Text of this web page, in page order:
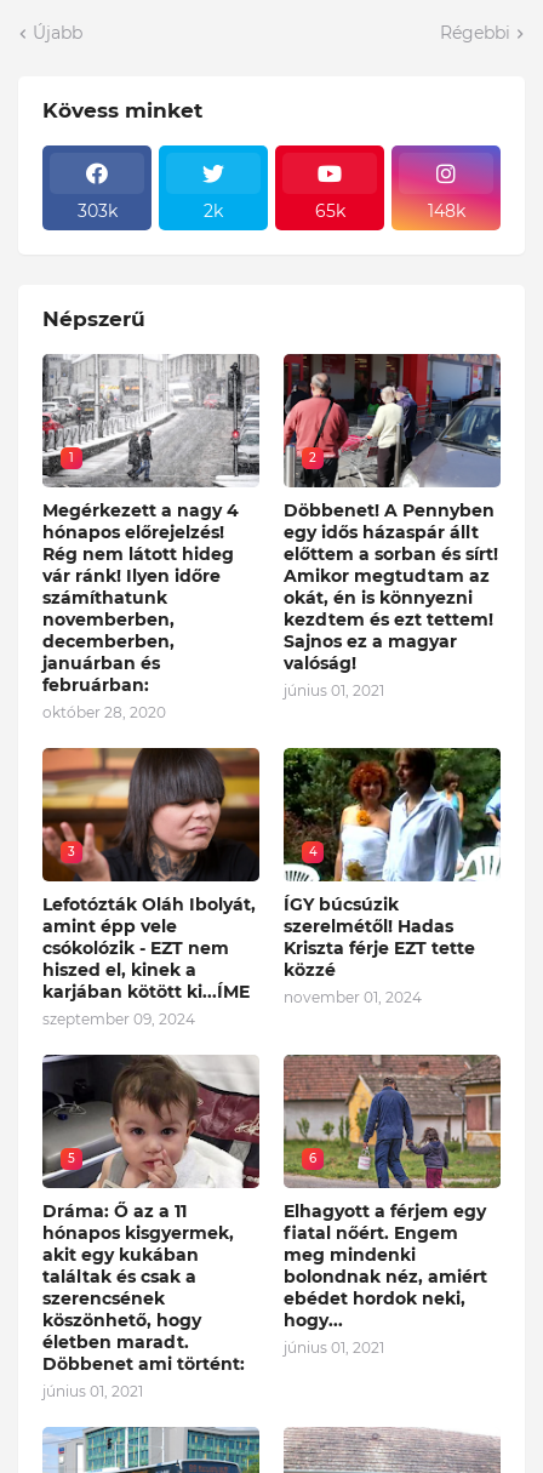
Újabb Régebbi
Kövess minket
303k 2k 65k 148k
Népszerű
1
Megérkezett a nagy 4
hónapos előrejelzés!
Rég nem látott hideg
vár ránk! Ilyen időre
számíthatunk
novemberben,
decemberben,
januárban és
februárban:
október 28, 2020
2
Döbbenet! A Pennyben
egy idős házaspár állt
előttem a sorban és sírt!
Amikor megtudtam az
okát, én is könnyezni
kezdtem és ezt tettem!
Sajnos ez a magyar
valóság!
június 01, 2021
3
Lefotózták Oláh Ibolyát,
amint épp vele
csókolózik - EZT nem
hiszed el, kinek a
karjában kötött ki...ÍME
szeptember 09, 2024
4
ÍGY búcsúzik
szerelmétől! Hadas
Kriszta férje EZT tette
közzé
november 01, 2024
5
Dráma: Ő az a 11
hónapos kisgyermek,
akit egy kukában
találtak és csak a
szerencsének
köszönhető, hogy
életben maradt.
Döbbenet ami történt:
június 01, 2021
6
Elhagyott a férjem egy
fiatal nőért. Engem
meg mindenki
bolondnak néz, amiért
ebédet hordok neki,
hogy...
június 01, 2021